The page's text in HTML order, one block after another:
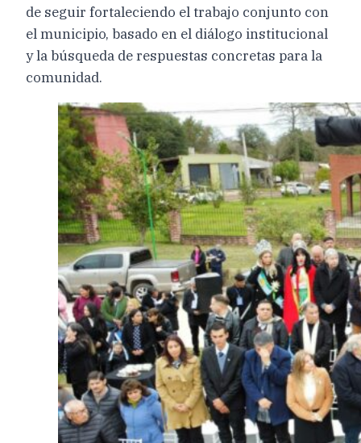
de seguir fortaleciendo el trabajo conjunto con
el municipio, basado en el diálogo institucional
y la búsqueda de respuestas concretas para la
comunidad.